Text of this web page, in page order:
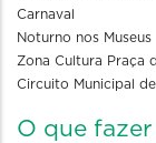
Carnaval
Noturno nos Museus
Zona Cultura Praça
Circuito Municipal
O que fazer